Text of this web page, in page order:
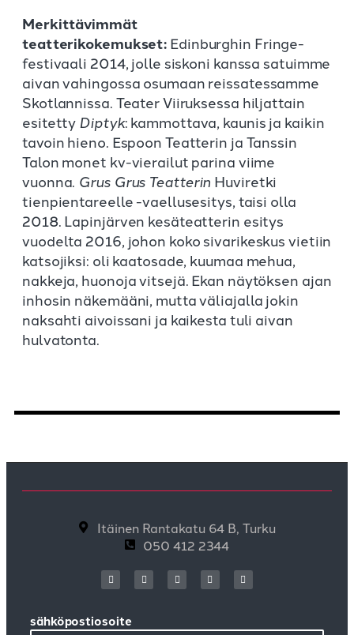
Merkittävimmät
teatterikokemukset:Edinburghin Fringe-
festivaali 2014, jolle siskoni kanssa satuimme
aivan vahingossa osumaan reissatessamme
Skotlannissa. Teater Viiruksessa hiljattain
esitetty Diptyk: kammottava, kaunis ja kaikin
tavoin hieno. Espoon Teatterin ja Tanssin
Talon monet kv-vierailut parina viime
vuonna. Grus Grus Teatterin Huviretki
tienpientareelle -vaellusesitys, taisi olla
2018. Lapinjärven kesäteatterin esitys
vuodelta 2016, johon koko sivarikeskus vietiin
katsojiksi: oli kaatosade, kuumaa mehua,
nakkeja, huonoja vitsejä. Ekan näytöksen ajan
inhosin näkemääni, mutta väliajalla jokin
naksahti aivoissani ja kaikesta tuli aivan
hulvatonta.
Itäinen Rantakatu 64 B, Turku
050 412 2344
sähköpostiosoite